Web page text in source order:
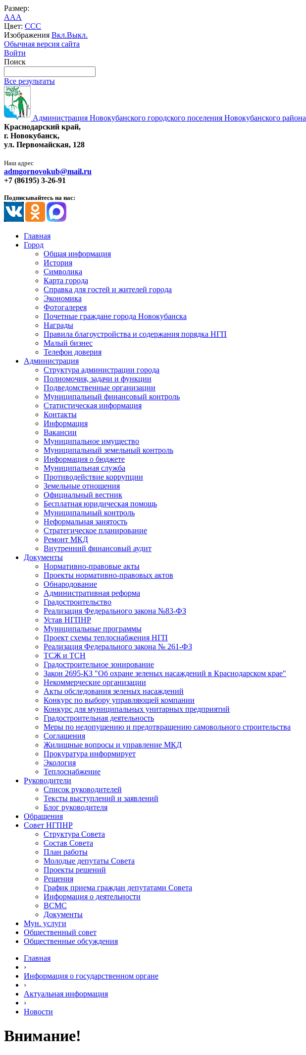
Размер:
AAA
Цвет: CCC
Изображения Вкл.Выкл.
Обычная версия сайта
Войти
Поиск
Все результаты
Администрация Новокубанского городского поселения Новокубанского района
Краснодарский край,
г. Новокубанск,
ул. Первомайская, 128
Наш адрес
admgornovokub@mail.ru
+7 (86195) 3-26-91
Подписывайтесь на нас:
Главная
Город
Общая информация
История
Символика
Карта города
Справка для гостей и жителей города
Экономика
Фотогалерея
Почетные граждане города Новокубанска
Награды
Правила благоустройства и содержания порядка НГП
Малый бизнес
Телефон доверия
Администрация
Структура администрации города
Полномочия, задачи и функции
Подведомственные организации
Муниципальный финансовый контроль
Статистическая информация
Контакты
Информация
Вакансии
Муниципальное имущество
Муниципальный земельный контроль
Информация о бюджете
Муниципальная служба
Противодействие коррупции
Земельные отношения
Официальный вестник
Бесплатная юридическая помощь
Муниципальный контроль
Неформальная занятость
Стратегическое планирование
Ремонт МКД
Внутренний финансовый аудит
Документы
Нормативно-правовые акты
Проекты нормативно-правовых актов
Обнародование
Административная реформа
Градостроительство
Реализация Федерального закона №83-ФЗ
Устав НГПНР
Муниципальные программы
Проект схемы теплоснабжения НГП
Реализация Федерального закона № 261-ФЗ
ТСЖ и ТСН
Градостроительное зонирование
Закон 2695-КЗ "Об охране зеленых насаждений в Краснодарском крае"
Некоммерческие организации
Акты обследования зеленых насаждений
Конкурс по выбору управляющей компании
Конкурс для муниципальных унитарных предприятий
Градостроительная деятельность
Меры по недопущению и предотвращению самовольного строительства
Соглашения
Жилищные вопросы и управление МКД
Прокуратура информирует
Экология
Теплоснабжение
Руководители
Список руководителей
Тексты выступлений и заявлений
Блог руководителя
Обращения
Совет НГПНР
Структура Совета
Состав Совета
План работы
Молодые депутаты Совета
Проекты решений
Решения
График приема граждан депутатами Совета
Информация о деятельности
ВСМС
Документы
Мун. услуги
Общественный совет
Общественные обсуждения
Главная
›
Информация о государственном органе
›
Актуальная информация
›
Новости
Внимание!